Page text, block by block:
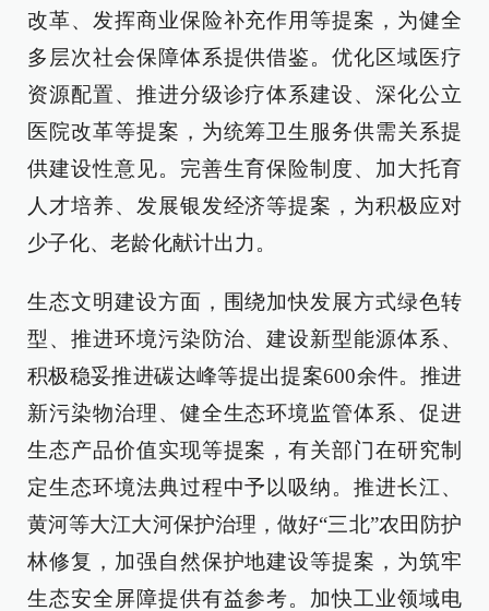
改革、发挥商业保险补充作用等提案，为健全
多层次社会保障体系提供借鉴。优化区域医疗
资源配置、推进分级诊疗体系建设、深化公立
医院改革等提案，为统筹卫生服务供需关系提
供建设性意见。完善生育保险制度、加大托育
人才培养、发展银发经济等提案，为积极应对
少子化、老龄化献计出力。
生态文明建设方面，围绕加快发展方式绿色转
型、推进环境污染防治、建设新型能源体系、
积极稳妥推进碳达峰等提出提案600余件。推进
新污染物治理、健全生态环境监管体系、促进
生态产品价值实现等提案，有关部门在研究制
定生态环境法典过程中予以吸纳。推进长江、
黄河等大江大河保护治理，做好“三北”农田防护
林修复，加强自然保护地建设等提案，为筑牢
生态安全屏障提供有益参考。加快工业领域电